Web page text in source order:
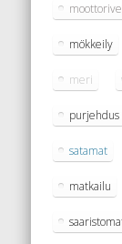
mökkeily
meri
purjehdus
satamat
matkailu